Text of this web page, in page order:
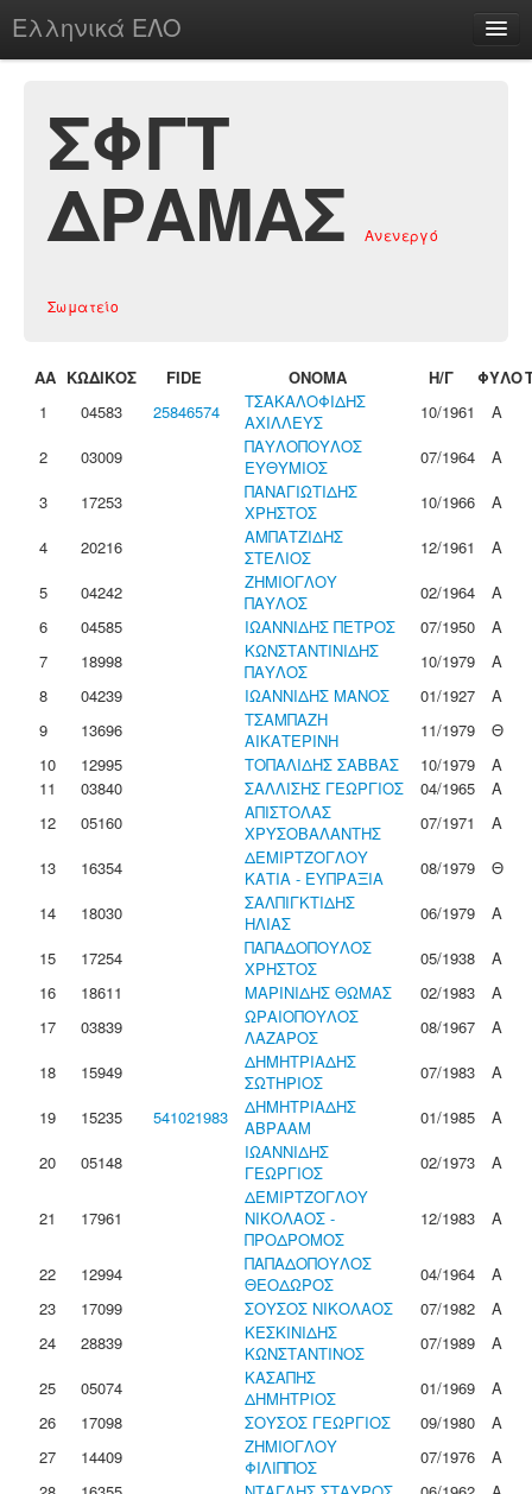
Ελληνικά ΕΛΟ
chesstu.be @ discord
Login
ΣΦΓΤ
ΔΡΑΜΑΣ Ανενεργό
Σωματείο
ΑΑ ΚΩΔΙΚΟΣ FIDE ΟΝΟΜΑ Η/Γ ΦΥΛΟ
1
04583 25846574
ΤΣΑΚΑΛΟΦΙΔΗΣ
ΑΧΙΛΛΕΥΣ
10/1961
Α
2
03009
ΠΑΥΛΟΠΟΥΛΟΣ
ΕΥΘΥΜΙΟΣ
07/1964
Α
3
17253
ΠΑΝΑΓΙΩΤΙΔΗΣ
ΧΡΗΣΤΟΣ
10/1966
Α
4
20216
ΑΜΠΑΤΖΙΔΗΣ
ΣΤΕΛΙΟΣ
12/1961
Α
5
04242
ΖΗΜΙΟΓΛΟΥ
ΠΑΥΛΟΣ
02/1964
Α
6
04585 ΙΩΑΝΝΙΔΗΣ ΠΕΤΡΟΣ 07/1950
Α
7
18998
ΚΩΝΣΤΑΝΤΙΝΙΔΗΣ
ΠΑΥΛΟΣ
10/1979
Α
8
04239 ΙΩΑΝΝΙΔΗΣ ΜΑΝΟΣ 01/1927
Α
9
13696
ΤΣΑΜΠΑΖΗ
ΑΙΚΑΤΕΡΙΝΗ
11/1979
Θ
10
12995 ΤΟΠΑΛΙΔΗΣ ΣΑΒΒΑΣ 10/1979
Α
11
03840 ΣΑΛΛΙΣΗΣ ΓΕΩΡΓΙΟΣ 04/1965
Α
12
05160
ΑΠΙΣΤΟΛΑΣ
ΧΡΥΣΟΒΑΛΑΝΤΗΣ
07/1971
Α
13
16354
ΔΕΜΙΡΤΖΟΓΛΟΥ
ΚΑΤΙΑ - ΕΥΠΡΑΞΙΑ
08/1979
Θ
14
18030
ΣΑΛΠΙΓΚΤΙΔΗΣ
ΗΛΙΑΣ
06/1979
Α
15
17254
ΠΑΠΑΔΟΠΟΥΛΟΣ
ΧΡΗΣΤΟΣ
05/1938
Α
16
18611 ΜΑΡΙΝΙΔΗΣ ΘΩΜΑΣ 02/1983
Α
17
03839
ΩΡΑΙΟΠΟΥΛΟΣ
ΛΑΖΑΡΟΣ
08/1967
Α
18
15949
ΔΗΜΗΤΡΙΑΔΗΣ
ΣΩΤΗΡΙΟΣ
07/1983
Α
19
15235 541021983
ΔΗΜΗΤΡΙΑΔΗΣ
ΑΒΡΑΑΜ
01/1985
Α
20
05148
ΙΩΑΝΝΙΔΗΣ
ΓΕΩΡΓΙΟΣ
02/1973 Α
21 17961
ΔΕΜΙΡΤΖΟΓΛΟΥ
ΝΙΚΟΛΑΟΣ -
ΠΡΟΔΡΟΜΟΣ
12/1983 Α
22 12994
ΠΑΠΑΔΟΠΟΥΛΟΣ
ΘΕΟΔΩΡΟΣ
04/1964
Α
23
17099 ΣΟΥΣΟΣ ΝΙΚΟΛΑΟΣ 07/1982
Α
24
28839
ΚΕΣΚΙΝΙΔΗΣ
ΚΩΝΣΤΑΝΤΙΝΟΣ
07/1989
Α
25
05074
ΚΑΣΑΠΗΣ
ΔΗΜΗΤΡΙΟΣ
01/1969
Α
26
17098 ΣΟΥΣΟΣ ΓΕΩΡΓΙΟΣ 09/1980
Α
27
14409
ΖΗΜΙΟΓΛΟΥ
ΦΙΛΙΠΠΟΣ
07/1976
Α